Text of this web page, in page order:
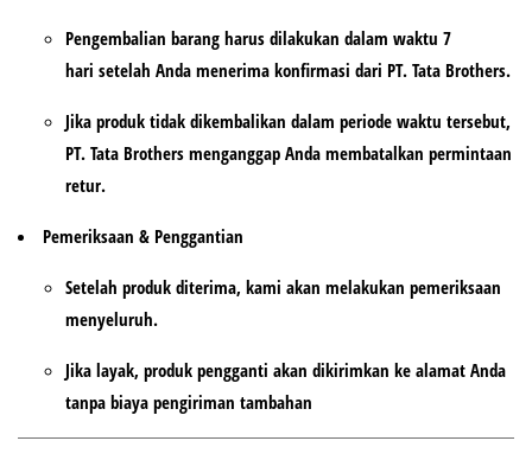
Pengembalian barang harus dilakukan dalam waktu 7
hari setelah Anda menerima konfirmasi dari PT. Tata Brothers.
Jika produk tidak dikembalikan dalam periode waktu tersebut,
PT. Tata Brothers menganggap Anda membatalkan permintaan
retur.
Pemeriksaan & Penggantian
Setelah produk diterima, kami akan melakukan pemeriksaan
menyeluruh.
Jika layak, produk pengganti akan dikirimkan ke alamat Anda
tanpa biaya pengiriman tambahan